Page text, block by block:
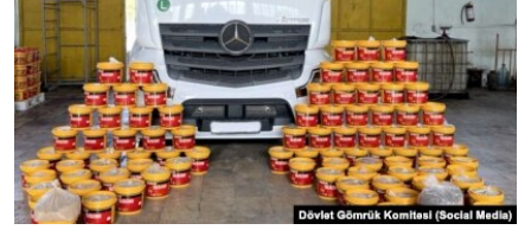
بحران مهاجرت
'کووید-۱۹'
تماس
صفحه پشتو
Azadi English